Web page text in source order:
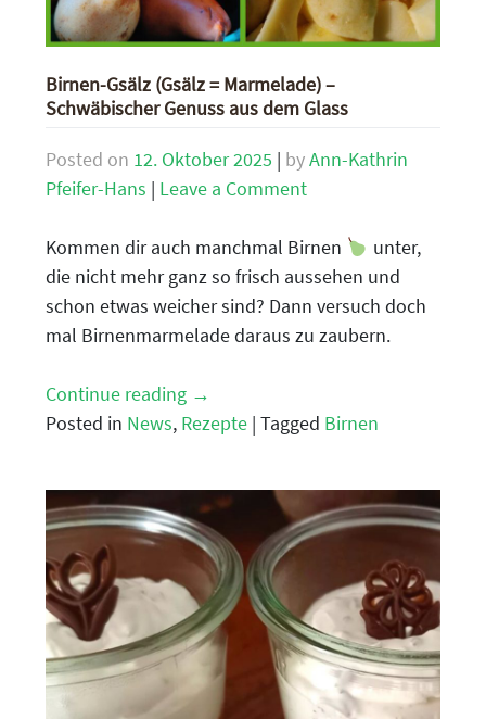
Birnen-Gsälz (Gsälz = Marmelade) –
Schwäbischer Genuss aus dem Glass
Posted on 12. Oktober 2025 | byAnn-Kathrin
Pfeifer-Hans | Leave a Commenton
Gsälz
(Gsälz
=
Marmelade)
Genuss
Glass
Kommen dir auch manchmal Birnen
unter,
die nicht mehr ganz so frisch aussehen und
schon etwas weicher sind? Dann versuch doch
mal Birnenmarmelade daraus zu zaubern.
Continue reading →
Posted in News, Rezepte | Tagged Birnen